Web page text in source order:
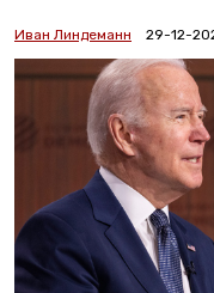
Иван Линдеманн 29-12-